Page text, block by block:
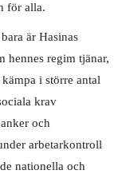
för alla.
är Hasinas
hennes regim tjänar,
i större antal
krav
och
arbetarkontroll
nationella och